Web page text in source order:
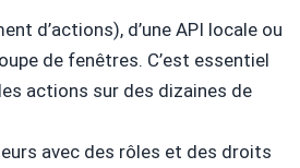
d’actions), d’une API locale ou
de fenêtres. C’est essentiel
actions sur des dizaines de
avec des rôles et des droits